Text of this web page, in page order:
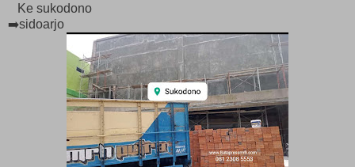
Ke sukodono
➡️sidoarjo